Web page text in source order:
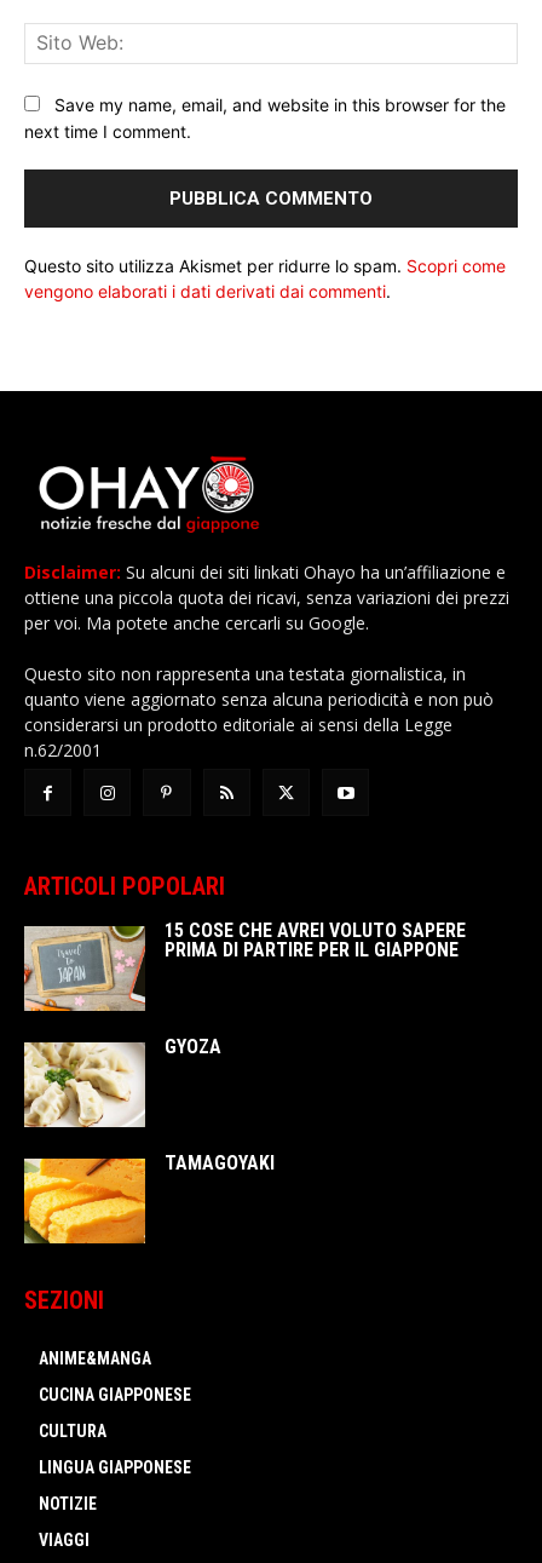
Save my name, email, and website in this browser for the
next time I comment.
Questo sito utilizza Akismet per ridurre lo spam. Scopri come
vengono elaborati i dati derivati dai commenti.
Disclaimer: Su alcuni dei siti linkati Ohayo ha un’affiliazione e
ottiene una piccola quota dei ricavi, senza variazioni dei prezzi
per voi. Ma potete anche cercarli su Google.
Questo sito non rappresenta una testata giornalistica, in
quanto viene aggiornato senza alcuna periodicità e non può
considerarsi un prodotto editoriale ai sensi della Legge
n.62/2001
ARTICOLI POPOLARI
15 COSE CHE AVREI VOLUTO SAPERE
PRIMA DI PARTIRE PER IL GIAPPONE
GYOZA
TAMAGOYAKI
SEZIONI
ANIME&MANGA
CUCINA GIAPPONESE
CULTURA
LINGUA GIAPPONESE
NOTIZIE
VIAGGI